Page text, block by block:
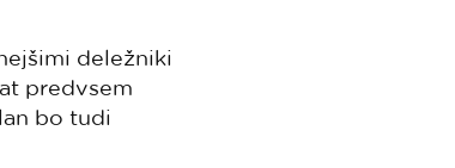
deležniki
predvsem
bo tudi